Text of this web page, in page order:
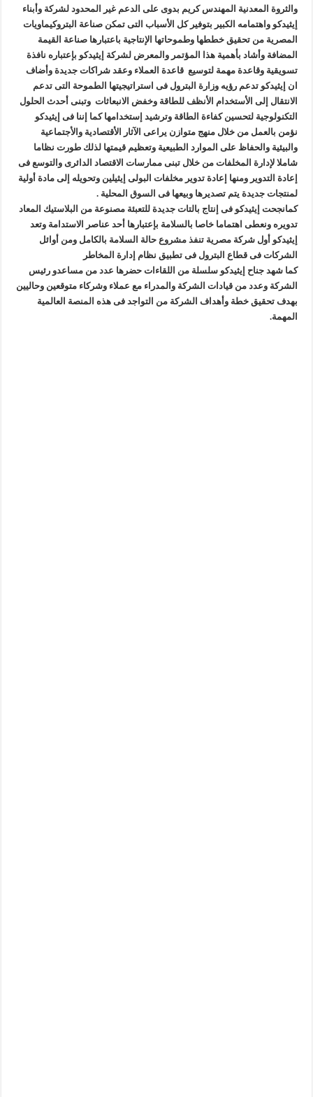
والثروة المعدنية المهندس كريم بدوى على الدعم غير المحدود لشركة وأبناء
إيثيدكو واهتمامه الكبير بتوفير كل الأسباب التى تمكن صناعة البتروكيماويات
المصرية من تحقيق خططها وطموحاتها الإنتاجية باعتبارها صناعة القيمة
المضافة وأشاد بأهمية هذا المؤتمر والمعرض لشركة إيثيدكو بإعتباره نافذة
تسويقية وقاعدة مهمة لتوسيع قاعدة العملاء وعقد شراكات جديدة وأضاف
ان إيثيدكو تدعم رؤيه وزارة البترول فى استراتيجيتها الطموحة التى تدعم
الانتقال إلى الأستخدام الأنظف للطاقة وخفض الانبعاثات وتبنى أحدث الحلول
التكنولوجية لتحسين كفاءة الطاقة وترشيد إستخدامها كما إننا فى إيثيدكو
نؤمن بالعمل من خلال منهج متوازن يراعى الآثار الأقتصادية والأجتماعية
والبيئية والحفاظ على الموارد الطبيعية وتعظيم قيمتها لذلك طورت نظاما
شاملا لإدارة المخلفات من خلال تبنى ممارسات الاقتصاد الدائرى والتوسع فى
إعادة التدوير ومنها إعادة تدوير مخلفات البولى إيثيلين وتحويله إلى مادة أولية
لمنتجات جديدة يتم تصديرها وبيعها فى السوق المحلية .
كمانجحت إيثيدكو فى إنتاج بالتات جديدة للتعبئة مصنوعة من البلاستيك المعاد
تدويره ونعطى اهتماما خاصا بالسلامة بإعتبارها أحد عناصر الاستدامة وتعد
إيثيدكو أول شركة مصرية تنفذ مشروع حالة السلامة بالكامل ومن أوائل
الشركات فى قطاع البترول فى تطبيق نظام إدارة المخاطر
كما شهد جناح إيثيدكو سلسلة من اللقاءات حضرها عدد من مساعدو رئيس
الشركة وعدد من قيادات الشركة والمدراء مع عملاء وشركاء متوقعين وحاليين
بهدف تحقيق خطة وأهداف الشركة من التواجد فى هذه المنصة العالمية
المهمة.